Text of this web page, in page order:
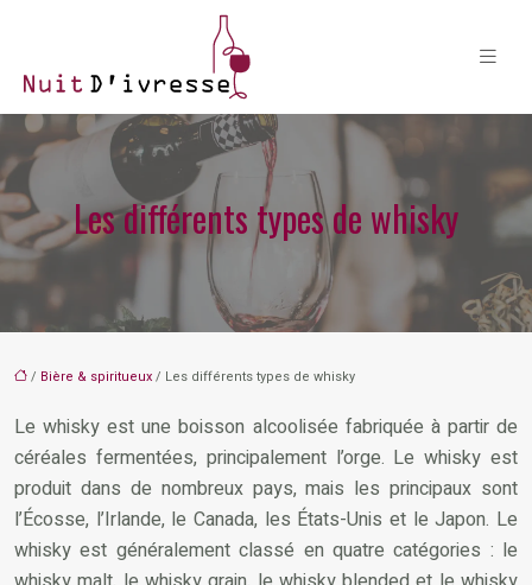
Les différents types de whisky
/ Bière & spiritueux/ Les différents types de whisky
Le whisky est une boisson alcoolisée fabriquée à partir de
céréales fermentées, principalement l’orge. Le whisky est
produit dans de nombreux pays, mais les principaux sont
l’Écosse, l’Irlande, le Canada, les États-Unis et le Japon. Le
whisky est généralement classé en quatre catégories : le